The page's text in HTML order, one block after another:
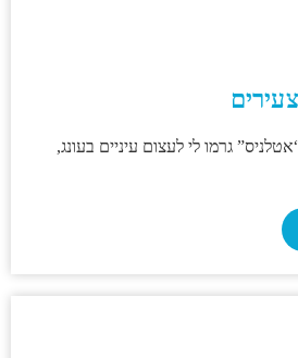
גרמו לי לעצום עיניים בעונג,